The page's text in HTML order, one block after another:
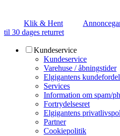
Klik & Hent
til 30 dages returret
Kundeservice
Kundeservice
Varehuse / åbningstider
Elgigantens
Services
Information om spam/
Fortrydelsesret
Elgigantens
Partner
Cookiepolitik